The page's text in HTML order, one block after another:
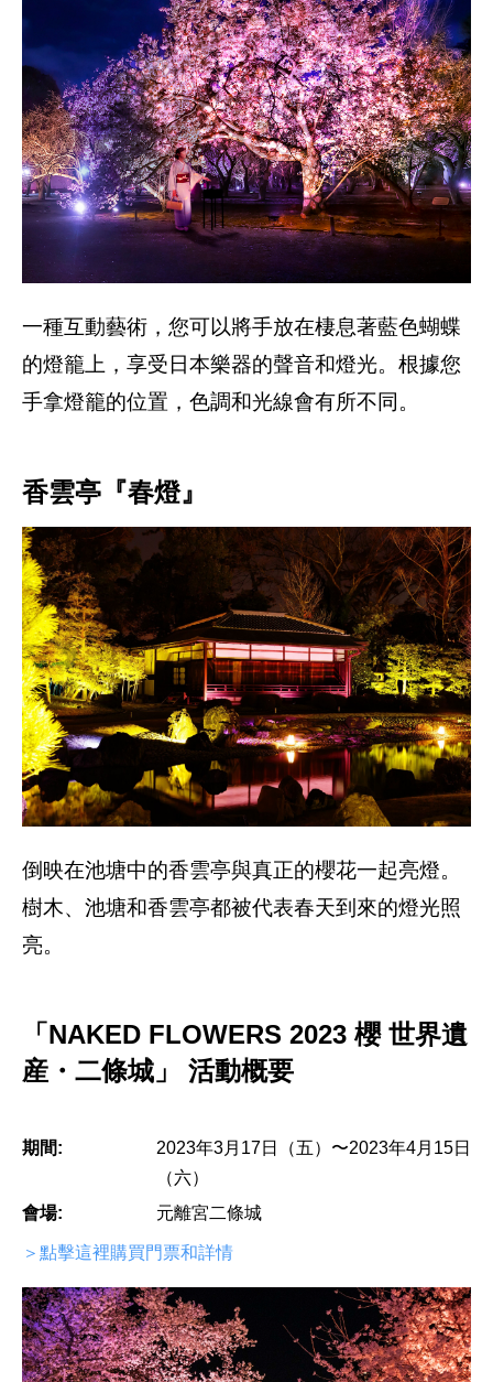
一種互動藝術，您可以將手放在棲息著藍色蝴蝶
的燈籠上，享受日本樂器的聲音和燈光。根據您
手拿燈籠的位置，色調和光線會有所不同。
香雲亭『春燈』
倒映在池塘中的香雲亭與真正的櫻花一起亮燈。
樹木、池塘和香雲亭都被代表春天到來的燈光照
亮。
「NAKED FLOWERS 2023 櫻 世界遺
産・二條城」 活動概要
期間:
2023年3月17日（五）〜2023年4月15日
（六）
會場:
元離宮二條城
＞點擊這裡購買門票和詳情